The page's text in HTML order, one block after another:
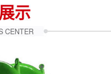
示
CENTER